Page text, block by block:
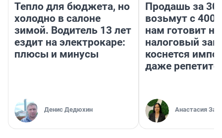
Тепло для бюджета, но
холодно в салоне
зимой. Водитель 13 лет
ездит на электрокаре:
плюсы и минусы
Денис Дедюхин
Продашь за
возьмут с
нам готовит
налоговый
коснется
даже
Анастасия